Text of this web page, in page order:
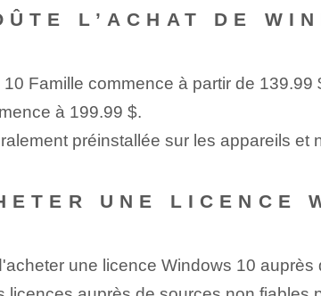
L’ACHAT DE
Famille commence à partir de 139.99
à 199.99 $.
préinstallée​ sur les appareils
UNE LICENCE
une licence Windows 10